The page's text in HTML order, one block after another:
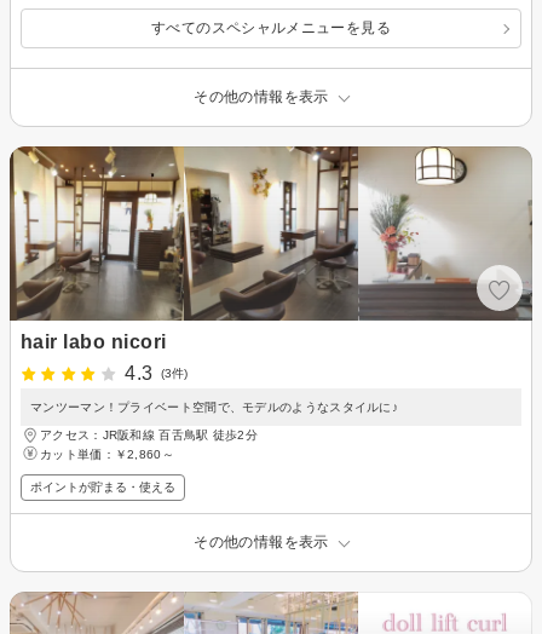
すべてのスペシャルメニューを見る
その他の情報を表示
hair labo nicori
4.3
(3件)
マンツーマン！プライベート空間で、モデルのようなスタイルに♪
アクセス：JR阪和線 百舌鳥駅 徒歩2分
カット単価： ￥2,860～
ポイントが貯まる・使える
その他の情報を表示